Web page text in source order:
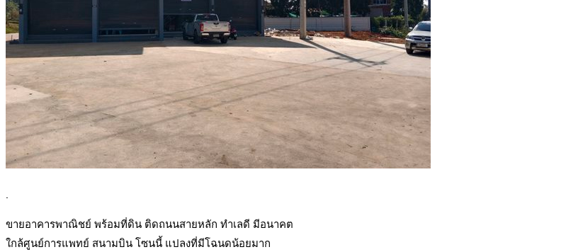
.
ขายอาคารพาณิชย์ พร้อมที่ดิน ติดถนนสายหลัก ทำเลดี มีอนาคต
ใกล้ศูนย์การแพทย์ สนามบิน โซนนี้ แปลงที่มีโฉนดน้อยมาก